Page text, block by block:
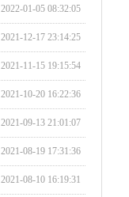
2022-01-05 08:32:05
2021-12-17 23:14:25
2021-11-15 19:15:54
2021-10-20 16:22:36
2021-09-13 21:01:07
2021-08-19 17:31:36
2021-08-10 16:19:31